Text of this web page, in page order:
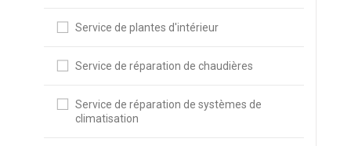
Service de plantes d'intérieur
Service de réparation de chaudières
Service de réparation de systèmes de
climatisation